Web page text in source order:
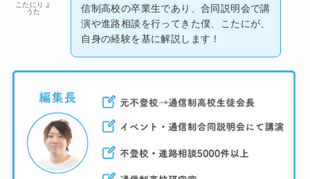
こたにりょ
うた
信制高校の卒業生であり、合同説明会で講
演や進路相談を行ってきた僕、こたにが、
自身の経験を基に解説します！